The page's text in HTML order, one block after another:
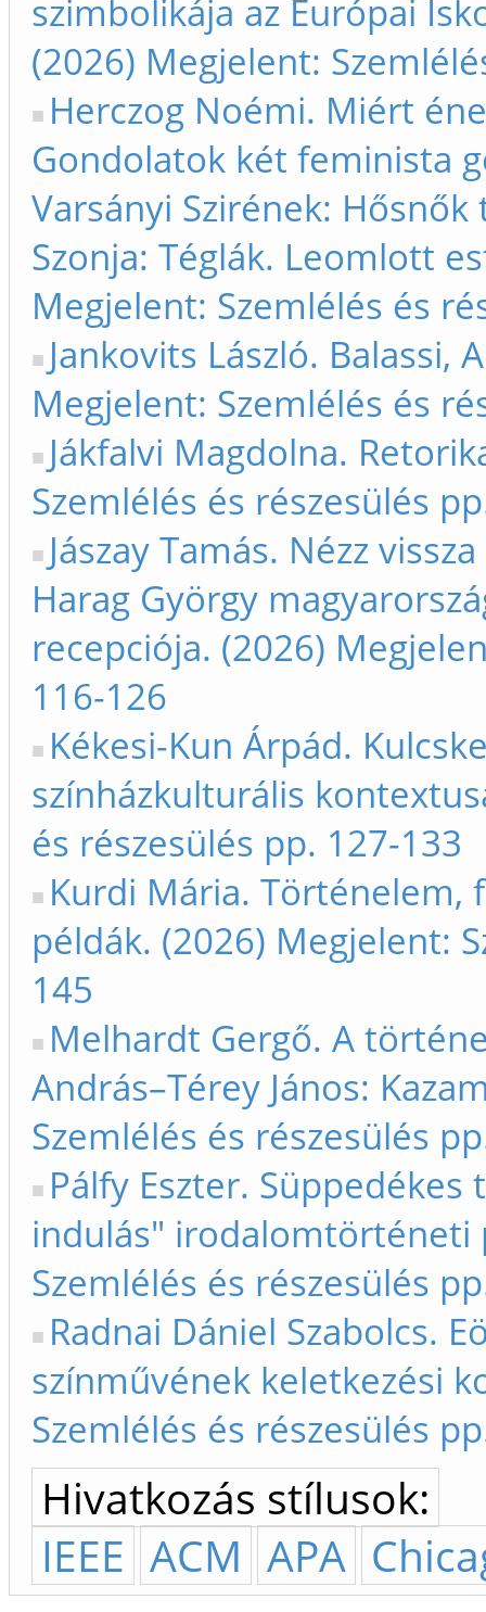
szimbolikája az Európai
(2026) Megjelent:
Herczog Noémi. Miért
Gondolatok két feminista
Varsányi Szirének:
Szonja: Téglák. Leomlott
Megjelent: Szemlélés és
Jankovits László. Balassi,
Megjelent: Szemlélés és
Jákfalvi Magdolna.
Szemlélés és részesülés
Jászay Tamás. Nézz
Harag György
recepciója. (2026)
116-126
Kékesi-Kun Árpád.
színházkulturális
és részesülés pp. 127-133
Kurdi Mária. Történelem,
példák. (2026) Megjelent:
145
Melhardt Gergő. A
András–Térey János:
Szemlélés és részesülés
Pálfy Eszter. Süppedékes
indulás" irodalomtörténeti
Szemlélés és részesülés
Radnai Dániel Szabolcs.
színművének keletkezési
Szemlélés és részesülés
Hivatkozás stílusok:
IEEE ACM APA